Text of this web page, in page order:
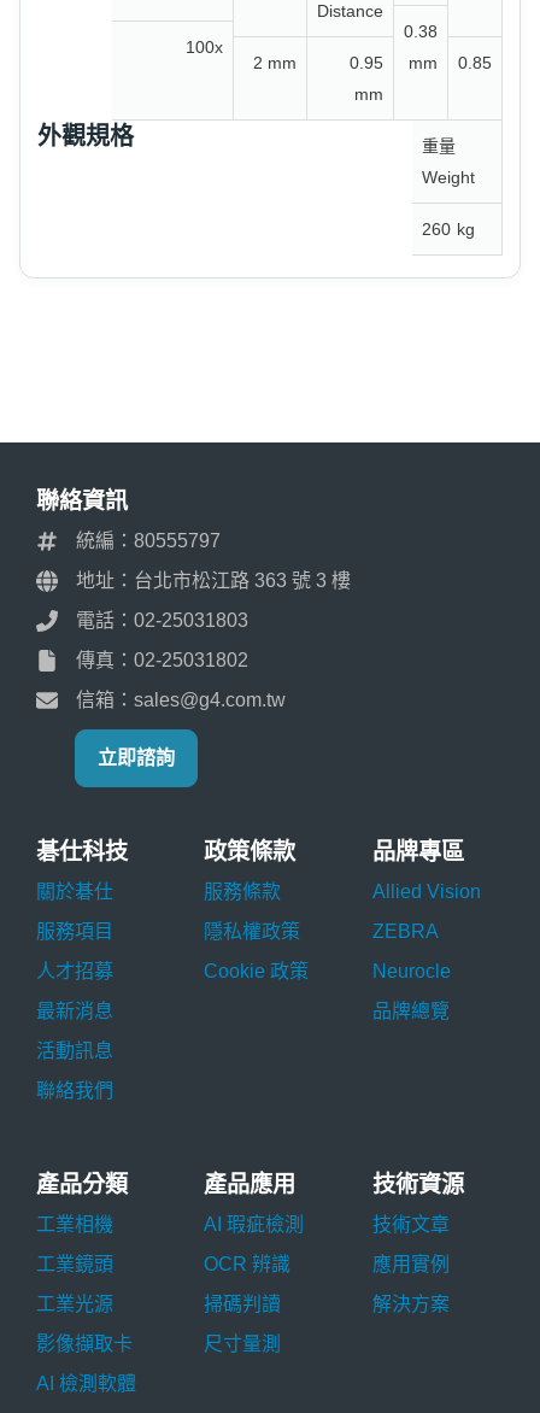
100x
2 mm
Distance
0.95
mm
0.38
mm
0.85
外觀規格
重量
Weight
260 kg
聯絡資訊
統編：80555797
地址：台北市松江路 363 號 3 樓
電話：02-25031803
傳真：02-25031802
信箱：sales@g4.com.tw
立即諮詢
碁仕科技
關於碁仕
服務項目
人才招募
最新消息
活動訊息
聯絡我們
政策條款
服務條款
隱私權政策
Cookie 政策
品牌專區
Allied Vision
ZEBRA
Neurocle
品牌總覽
產品分類
工業相機
工業鏡頭
工業光源
影像擷取卡
AI 檢測軟體
產品應用
AI 瑕疵檢測
OCR 辨識
掃碼判讀
尺寸量測
技術資源
技術文章
應用實例
解決方案